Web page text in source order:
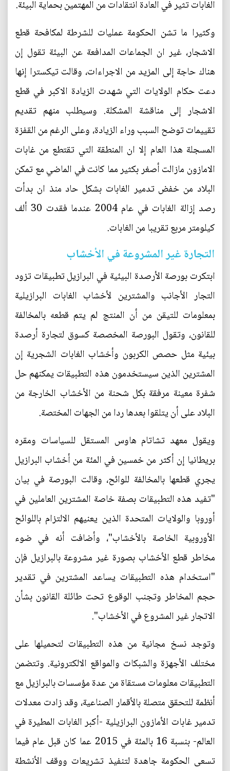
الغابات تثير في العادة انتقادات من المهتمين بحماية البيئة.
وكثيرا ما تشن الحكومة عمليات للشرطة لمكافحة قطع
الاشجار، غير ان الجماعات المدافعة عن البيئة تقول إن
هناك حاجة إلى المزيد من الاجراءات، وقالت تيكسترا إنها
دعت حكام الولايات التي شهدت الزيادة الاكبر في قطع
الاشجار إلى مناقشة المشكلة. وسيطلب منهم تقديم
تقييمات توضح السبب وراء الزيادة، وعلى الرغم من القفزة
المسجلة هذا العام إلا ان المنطقة التي تقتطع من غابات
الامازون مازالت أصغر بكثير مما كانت في الماضي مع تمكن
البلاد من خفض تدمير الغابات بشكل حاد منذ ان بدأت
رصد إزالة الغابات في عام 2004 عندما فقدت 30 ألف
كيلومتر مربع تقريبا من الغابات.
التجارة غير المشروعة في الأخشاب
ابتكرت بورصة الأرصدة البيئية في البرازيل تطبيقات تزود
التجار الأجانب والمشترين لأخشاب الغابات البرازيلية
بمعلومات للتيقن من أن المنتج لم يتم قطعه بالمخالفة
للقانون، وتقول البورصة المخصصة كسوق لتجارة أرصدة
بيئية مثل حصص الكربون وأخشاب الغابات الشجرية إن
المشترين الذين سيستخدمون هذه التطبيقات يمكنهم حل
شفرة معينة مرفقة بكل شحنة من الأخشاب الخارجة من
البلاد على أن يتلقوا بعدها ردا من الجهات المختصة.
ويقول معهد تشاتام هاوس المستقل للسياسات ومقره
بريطانيا إن أكثر من خمسين في المئة من أخشاب البرازيل
يجري قطعها بالمخالفة للوائح، وقالت البورصة في بيان
"تفيد هذه التطبيقات بصفة خاصة المشترين العاملين في
أوروبا والولايات المتحدة الذين يعنيهم الالتزام باللوائح
الأوروبية الخاصة بالأخشاب"، وأضافت أنه في ضوء
مخاطر قطع الأخشاب بصورة غير مشروعة بالبرازيل فإن
"استخدام هذه التطبيقات يساعد المشترين في تقدير
حجم المخاطر وتجنب الوقوع تحت طائلة القانون بشأن
الاتجار غير المشروع في الأخشاب".
وتوجد نسخ مجانية من هذه التطبيقات لتحميلها على
مختلف الأجهزة والشبكات والمواقع الالكترونية. وتتضمن
التطبيقات معلومات مستقاة من عدة مؤسسات بالبرازيل مع
أنظمة للتحقق متصلة بالأقمار الصناعية، وقد زادت معدلات
تدمير غابات الأمازون البرازيلية -أكبر الغابات المطيرة في
العالم- بنسبة 16 بالمئة في 2015 عما كان قبل عام فيما
تسعى الحكومة جاهدة لتنفيذ تشريعات ووقف الأنشطة